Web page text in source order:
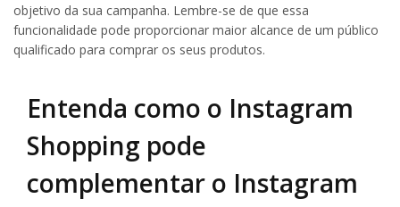
objetivo da sua campanha. Lembre-se de que essa
funcionalidade pode proporcionar maior alcance de um público
qualificado para comprar os seus produtos.
Entenda como o Instagram
Shopping pode
complementar o Instagram